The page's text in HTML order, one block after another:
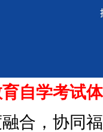
自学考试
合，协同